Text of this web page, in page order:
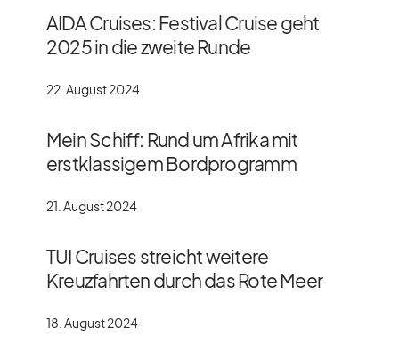
AIDA Cruises: Festival Cruise geht
2025 in die zweite Runde
22. August 2024
Mein Schiff: Rund um Afrika mit
erstklassigem Bordprogramm
21. August 2024
TUI Cruises streicht weitere
Kreuzfahrten durch das Rote Meer
18. August 2024